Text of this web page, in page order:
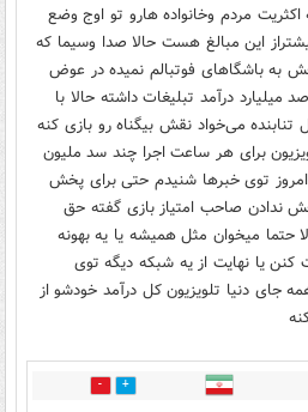
مردم وخانواده هارو تو اوج وضع
این مبالغ هست حالا صدا وسیما که
به باشگاهای فوتبالم نمیده در عوض
درآمد تبلیغات داشته حالا با
می‌خواد نقش بیگناه رو بازی کنه
برای هر ساعت اجرا چند سد ملیون
توی خبرها شنیدم حتی برای پخش
ندادن صاحب امتیاز بازی گفته حق
حتما میخوان مثل همیشه یا یه بهونه
یا نهایت از یه شبکه دیگه توی
جای دنیا تلویزیون کل درآمد خودشو از
0